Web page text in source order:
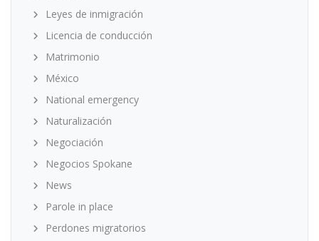
Leyes de inmigración
Licencia de conducción
Matrimonio
México
National emergency
Naturalización
Negociación
Negocios Spokane
News
Parole in place
Perdones migratorios